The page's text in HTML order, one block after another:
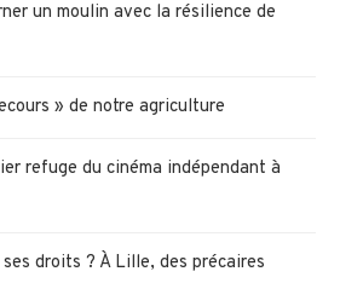
un moulin avec la résilience de
» de notre agriculture
refuge du cinéma indépendant à
droits ? À Lille, des précaires